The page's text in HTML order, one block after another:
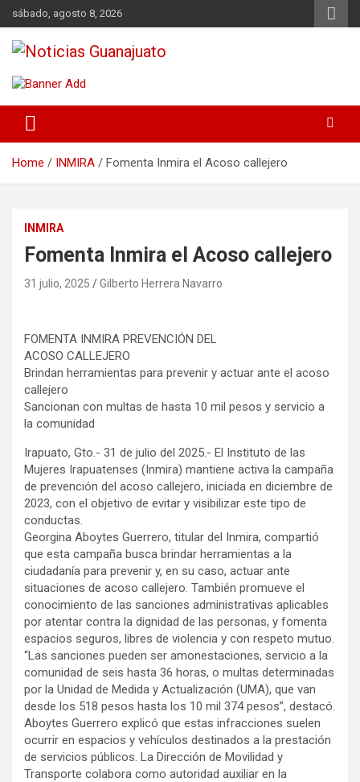
Skip
to
content
sábado, agosto 8, 2026
Noticias Guanajuato
Home INMIRA Fomenta Inmira el Acoso callejero
INMIRA
Fomenta Inmira el Acoso callejero
31 julio, 2025 Gilberto Herrera Navarro
FOMENTA INMIRA PREVENCIÓN DEL
ACOSO CALLEJERO
Brindan herramientas para prevenir y actuar ante el acoso
callejero
Sancionan con multas de hasta 10 mil pesos y servicio a
la comunidad
Irapuato, Gto.- 31 de julio del 2025.- El Instituto de las
Mujeres Irapuatenses (Inmira) mantiene activa la campaña
de prevención del acoso callejero, iniciada en diciembre de
2023, con el objetivo de evitar y visibilizar este tipo de
conductas.
Georgina Aboytes Guerrero, titular del Inmira, compartió
que esta campaña busca brindar herramientas a la
ciudadanía para prevenir y, en su caso, actuar ante
situaciones de acoso callejero. También promueve el
conocimiento de las sanciones administrativas aplicables
por atentar contra la dignidad de las personas, y fomenta
espacios seguros, libres de violencia y con respeto mutuo.
“Las sanciones pueden ser amonestaciones, servicio a la
comunidad de seis hasta 36 horas, o multas determinadas
por la Unidad de Medida y Actualización (UMA), que van
desde los 518 pesos hasta los 10 mil 374 pesos”, destacó.
Aboytes Guerrero explicó que estas infracciones suelen
ocurrir en espacios y vehículos destinados a la prestación
de servicios públicos. La Dirección de Movilidad y
Transporte colabora como autoridad auxiliar en la